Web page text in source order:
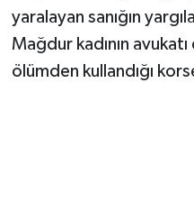
yaralayan sanığın
Mağdur kadının
ölümden kullandığı